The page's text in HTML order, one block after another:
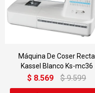
Máquina De Coser Recta
Kassel Blanco Ks-mc36
$ 8.569 $ 9.599